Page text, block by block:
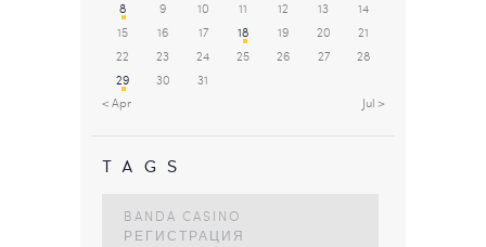
8 9 10 11 12 13
14
15
16 17 18 19 20
21
22
23 24 25 26 27
28
29
30
31
« Apr
Jul »
TAGS
BANDA CASINO
РЕГИСТРАЦИЯ